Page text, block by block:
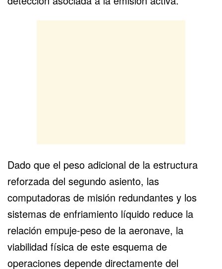
Dado que el peso adicional de la estructura
reforzada del segundo asiento, las
computadoras de misión redundantes y los
sistemas de enfriamiento líquido reduce la
relación empuje-peso de la aeronave, la
viabilidad física de este esquema de
operaciones depende directamente del